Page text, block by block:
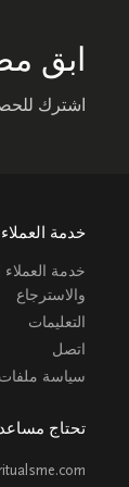
ابق
اشترك
خدمة العملاء
خدمة
والاسترجاع
التعليمات
اتصل
سياسة ملفات
تحتاج